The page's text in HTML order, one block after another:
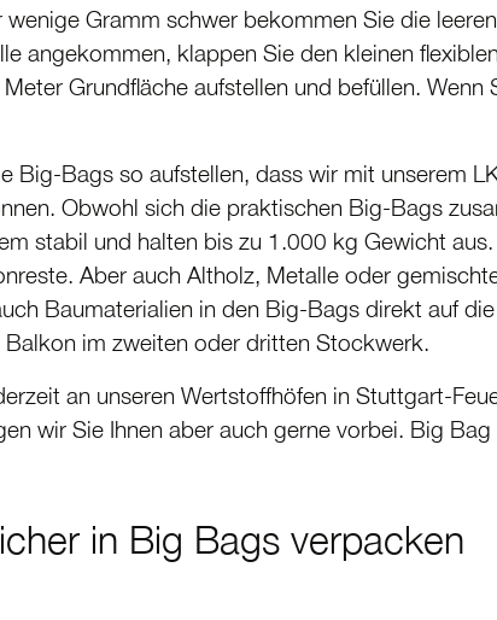
wenige Gramm schwer bekommen Sie die
angekommen, klappen Sie den kleinen
Grundfläche aufstellen und befüllen.
Big-Bags so aufstellen, dass wir mit unserem
Obwohl sich die praktischen Big-Bags
stabil und halten bis zu 1.000 kg Gewicht
Aber auch Altholz, Metalle oder
Baumate­rialien in den Big-Bags direkt auf
im zweiten oder dritten Stockwerk.
an unseren Wertstoffhöfen in Stuttgart-
wir Sie Ihnen aber auch gerne vorbei. Big
in Big Bags verpacken